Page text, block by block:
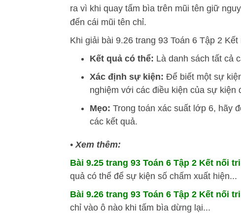
ra vì khi quay tấm bìa trên mũi tên giữ
đến cái mũi tên chỉ.
Khi giải bài 9.26 trang 93 Toán 6 Tập 2
Kết quả có thể: Là danh sách tất cả
Xác định sự kiện: Để biết một sự
nghiệm với các điều kiện của sự kiện
Mẹo: Trong toán xác suất lớp 6, hãy
các kết quả.
•Xem thêm:
Bài 9.25 trang 93 Toán 6 Tập 2 Kết nối
quả có thể để sự kiện số chấm xuất hiện...
Bài 9.26 trang 93 Toán 6 Tập 2 Kết nối
chỉ vào ô nào khi tấm bìa dừng lại...